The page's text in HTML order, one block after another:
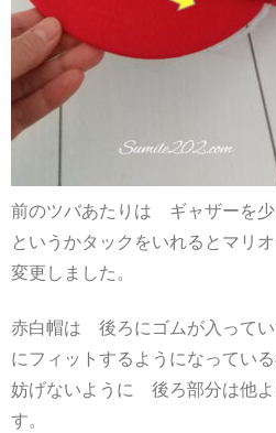
前のツバあたりは ギャザーを少
というかタックをいれるとマリ
変更しました。
赤白帽は 後ろにゴムが入って
にフィットするようになってい
妨げないように 後ろ部分は他よ
す。